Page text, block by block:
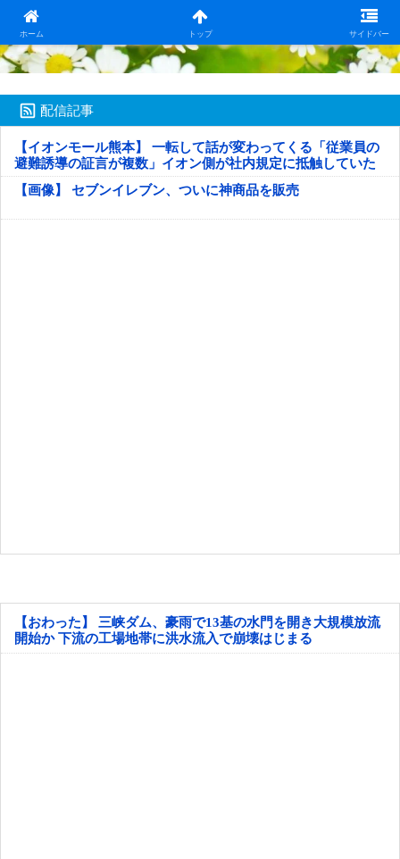
ホーム トップ サイドバー
日本第一！ニュース録
配信記事
【イオンモール熊本】 一転して話が変わってくる「従業員の
避難誘導の証言が複数」イオン側が社内規定に抵触していた
疑い
【画像】 セブンイレブン、ついに神商品を販売
【おわった】 三峡ダム、豪雨で13基の水門を開き大規模放流
開始か 下流の工場地帯に洪水流入で崩壊はじまる